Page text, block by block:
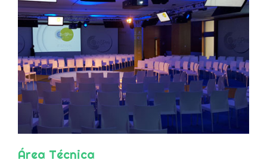
Área Técnica